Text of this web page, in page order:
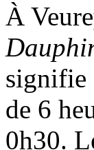
À
signifie
de 6
0h30.